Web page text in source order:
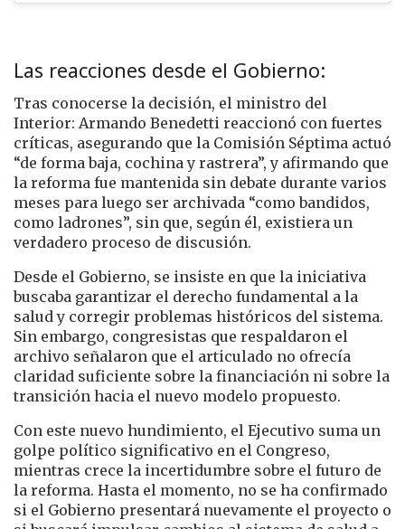
Las reacciones desde el Gobierno:
Tras conocerse la decisión, el ministro del
Interior: Armando Benedetti reaccionó con fuertes
críticas, asegurando que la Comisión Séptima actuó
“de forma baja, cochina y rastrera”, y afirmando que
la reforma fue mantenida sin debate durante varios
meses para luego ser archivada “como bandidos,
como ladrones”, sin que, según él, existiera un
verdadero proceso de discusión.
Desde el Gobierno, se insiste en que la iniciativa
buscaba garantizar el derecho fundamental a la
salud y corregir problemas históricos del sistema.
Sin embargo, congresistas que respaldaron el
archivo señalaron que el articulado no ofrecía
claridad suficiente sobre la financiación ni sobre la
transición hacia el nuevo modelo propuesto.
Con este nuevo hundimiento, el Ejecutivo suma un
golpe político significativo en el Congreso,
mientras crece la incertidumbre sobre el futuro de
la reforma. Hasta el momento, no se ha confirmado
si el Gobierno presentará nuevamente el proyecto o